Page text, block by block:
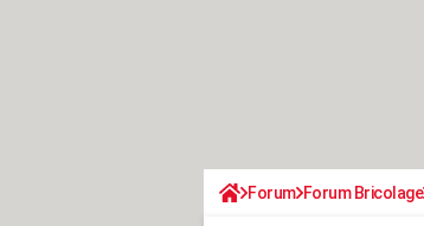
Forum Forum Bricolage